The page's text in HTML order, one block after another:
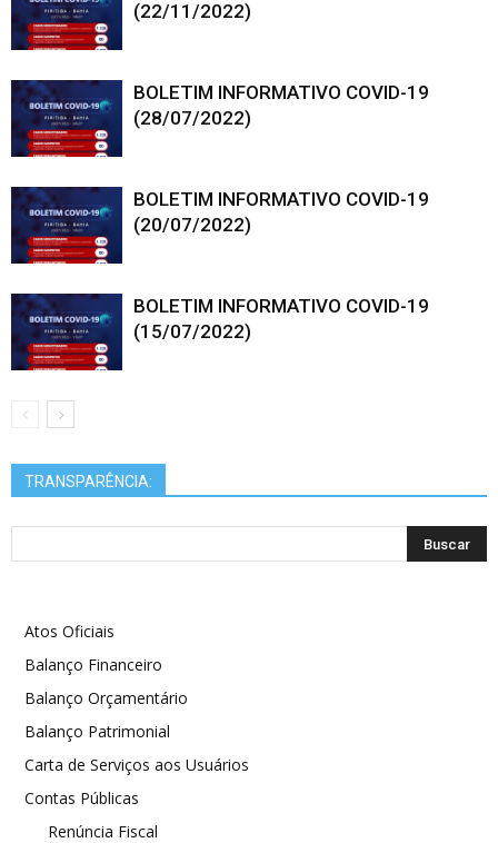
(22/11/2022)
BOLETIM INFORMATIVO COVID-19
(28/07/2022)
BOLETIM INFORMATIVO COVID-19
(20/07/2022)
BOLETIM INFORMATIVO COVID-19
(15/07/2022)
TRANSPARÊNCIA:
Atos Oficiais
Balanço Financeiro
Balanço Orçamentário
Balanço Patrimonial
Carta de Serviços aos Usuários
Contas Públicas
Renúncia Fiscal